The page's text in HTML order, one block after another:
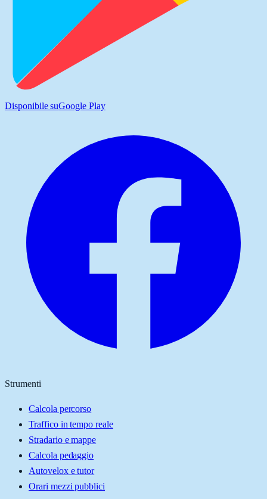
Disponibile suGoogle Play
Strumenti
Calcola percorso
Traffico in tempo reale
Stradario e mappe
Calcola pedaggio
Autovelox e tutor
Orari mezzi pubblici